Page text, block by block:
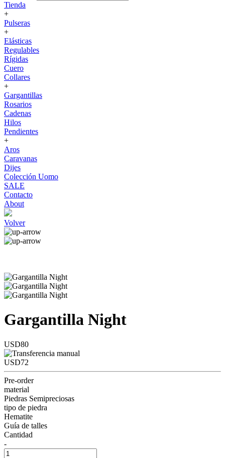
Tienda
+
Pulseras
+
Elásticas
Regulables
Rígidas
Cuero
Collares
+
Gargantillas
Rosarios
Cadenas
Hilos
Pendientes
+
Aros
Caravanas
Dijes
Colección Uomo
SALE
Contacto
About
Volver
Gargantilla Night
USD80
USD72
Pre-order
material
Piedras Semipreciosas
tipo de piedra
Hematite
Guía de talles
Cantidad
-